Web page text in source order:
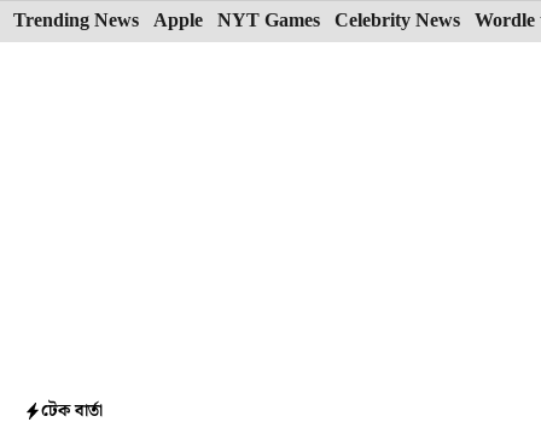
Skip
to
Trending News Apple NYT Games Celebrity News Wordle
টেক বার্তা